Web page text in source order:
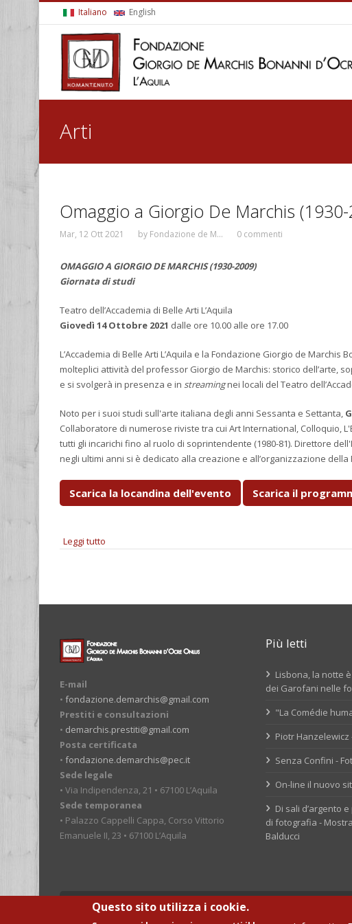
Salta al contenuto principale
Italiano English
Arti
Tu sei qui
Omaggio a Giorgio De Marchis
Mar, 12 Ott 2021 by Fondazione de M... 0 commenti
OMAGGIO A GIORGIO DE MARCHIS (1930-2009)
Giornata di studi
Teatro dell’Accademia di Belle Arti L’Aquila
Giovedì 14 Ottobre 2021 dalle ore 10.00 alle ore 17.00
L’Accademia di Belle Arti L’Aquila e la Fondazione Giorgio de
molteplici attività del professor Giorgio de Marchis: storico dell’arte,
e si svolgerà in presenza e in streamingnei locali del Teatro
Noto per i suoi studi sull'arte italiana degli anni Sessanta e Settanta,
Collaboratore di numerose riviste tra cui Art International, Colloquio,
tutti gli incarichi fino al ruolo di soprintendente (1980-81). Direttore
negli ultimi anni si è dedicato alla creazione e all’organizzazione
Scarica la locandina dell'evento Scarica il
Leggi tutto
E-mail
• fondazione.demarchis@gmail.com
Prestiti e consultazioni
• demarchis.prestiti@gmail.com
Posta certificata
• fondazione.demarchis@pec.it
Sede legale
• Via Indipendenza, 21 • 67100 L’Aquila
Sede temporanea
• Palazzo Cappelli Cappa, Corso Vittorio
Emanuele II, 23 • 67100 L’Aquila
Più letti
Lisbona, la notte
dei Garofani nelle
"La Comédie
Piotr
Senza Confini -
On-line il nuovo
Di sali d’argento
di fotografia -
Balducci
© Fondazione Giorgio De Marchis Onlus
Questo sito utilizza i cookie.